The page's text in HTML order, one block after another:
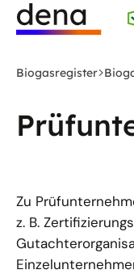
Zum
Hauptinhalt
Deutsche
(dena)
Startseite
Biogasregister
Zu
z. B.